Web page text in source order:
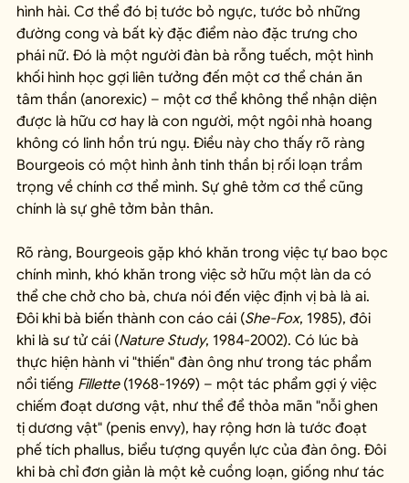
hình hài. Cơ thể đó bị tước bỏ ngực, tước bỏ những
đường cong và bất kỳ đặc điểm nào đặc trưng cho
phái nữ. Đó là một người đàn bà rỗng tuếch, một hình
khối hình học gợi liên tưởng đến một cơ thể chán ăn
tâm thần (anorexic) – một cơ thể không thể nhận diện
được là hữu cơ hay là con người, một ngôi nhà hoang
không có linh hồn trú ngụ. Điều này cho thấy rõ ràng
Bourgeois có một hình ảnh tinh thần bị rối loạn trầm
trọng về chính cơ thể mình. Sự ghê tởm cơ thể cũng
chính là sự ghê tởm bản thân.
Rõ ràng, Bourgeois gặp khó khăn trong việc tự bao bọc
chính mình, khó khăn trong việc sở hữu một làn da có
thể che chở cho bà, chưa nói đến việc định vị bà là ai.
Đôi khi bà biến thành con cáo cái (She-Fox, 1985), đôi
khi là sư tử cái (Nature Study, 1984-2002). Có lúc bà
thực hiện hành vi "thiến" đàn ông như trong tác phẩm
nổi tiếng Fillette (1968-1969) – một tác phẩm gợi ý việc
chiếm đoạt dương vật, như thể để thỏa mãn "nỗi ghen
tị dương vật" (penis envy), hay rộng hơn là tước đoạt
phế tích phallus, biểu tượng quyền lực của đàn ông. Đôi
khi bà chỉ đơn giản là một kẻ cuồng loạn, giống như tác